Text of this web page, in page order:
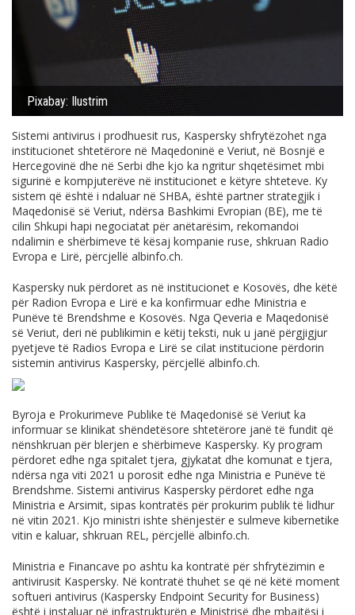
Pixabay: Ilustrim
Sistemi antivirus i prodhuesit rus, Kaspersky shfrytëzohet nga
institucionet shtetërore në Maqedoninë e Veriut, në Bosnjë e
Hercegovinë dhe në Serbi dhe kjo ka ngritur shqetësimet mbi
sigurinë e kompjuterëve në institucionet e këtyre shteteve. Ky
sistem që është i ndaluar në SHBA, është partner strategjik i
Maqedonisë së Veriut, ndërsa Bashkimi Evropian (BE), me të
cilin Shkupi hapi negociatat për anëtarësim, rekomandoi
ndalimin e shërbimeve të kësaj kompanie ruse, shkruan Radio
Evropa e Lirë, përcjellë albinfo.ch.
Kaspersky nuk përdoret as në institucionet e Kosovës, dhe këtë
për Radion Evropa e Lirë e ka konfirmuar edhe Ministria e
Punëve të Brendshme e Kosovës. Nga Qeveria e Maqedonisë
së Veriut, deri në publikimin e këtij teksti, nuk u janë përgjigjur
pyetjeve të Radios Evropa e Lirë se cilat institucione përdorin
sistemin antivirus Kaspersky, përcjellë albinfo.ch.
Byroja e Prokurimeve Publike të Maqedonisë së Veriut ka
informuar se klinikat shëndetësore shtetërore janë të fundit që
nënshkruan për blerjen e shërbimeve Kaspersky. Ky program
përdoret edhe nga spitalet tjera, gjykatat dhe komunat e tjera,
ndërsa nga viti 2021 u porosit edhe nga Ministria e Punëve të
Brendshme. Sistemi antivirus Kaspersky përdoret edhe nga
Ministria e Arsimit, sipas kontratës për prokurim publik të lidhur
në vitin 2021. Kjo ministri ishte shënjestër e sulmeve kibernetike
vitin e kaluar, shkruan REL, përcjellë albinfo.ch.
Ministria e Financave po ashtu ka kontratë për shfrytëzimin e
antivirusit Kaspersky. Në kontratë thuhet se që në këtë moment
softueri antivirus (Kaspersky Endpoint Security for Business)
është i instaluar në infrastrukturën e Ministrisë dhe mbajtësi i